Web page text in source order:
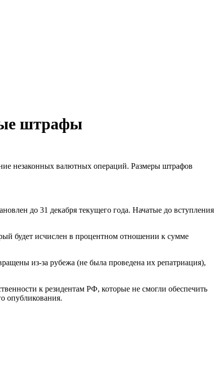
штрафы
незаконных валютных операций. Размеры штрафов
до 31 декабря текущего года. Начатые до вступления
будет исчислен в процентном отношении к сумме
из-за рубежа (не была проведена их репатриация),
к резидентам РФ, которые не смогли обеспечить
опубликования.